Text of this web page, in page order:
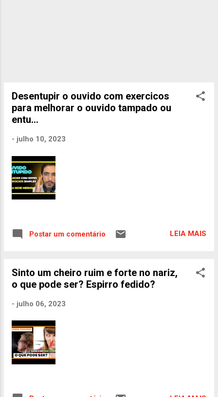
Desentupir o ouvido com exercicos
para melhorar o ouvido tampado ou
entu...
- julho 10, 2023
Postar um comentário LEIA MAIS
Sinto um cheiro ruim e forte no nariz,
o que pode ser? Espirro fedido?
- julho 06, 2023